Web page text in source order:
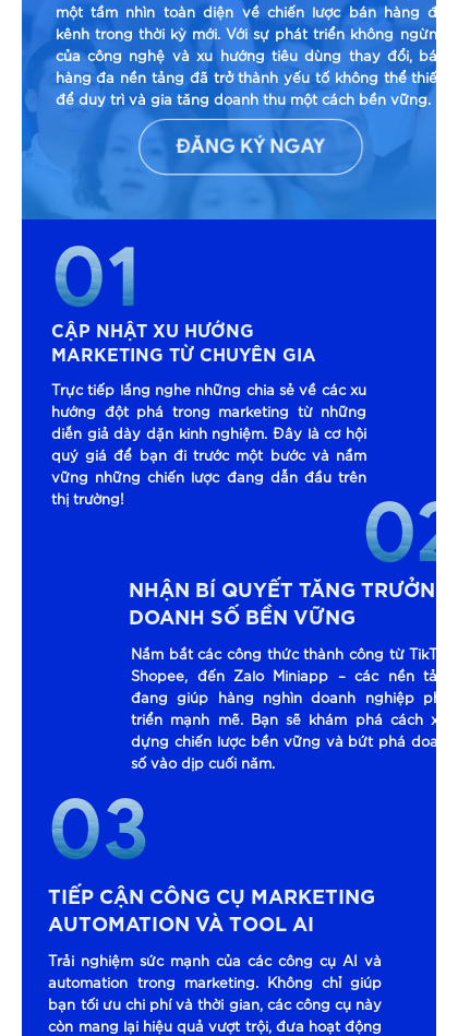
01
CẬP NHẬT XU HƯỚNG
MARKETING TỪ CHUYÊN GIA
Trực tiếp lắng nghe những chia sẻ về các xu
hướng đột phá trong marketing từ những
diễn giả dày dặn kinh nghiệm. Đây là cơ hội
quý giá để bạn đi trước một bước và nắm
vững những chiến lược đang dẫn đầu trên
thị trường!
một tầm nhìn toàn diện về chiến lược bán hàng đa
kênh trong thời kỳ mới. Với sự phát triển không ngừng
của công nghệ và xu hướng tiêu dùng thay đổi, bán
hàng đa nền tảng đã trở thành yếu tố không thể thiếu
để duy trì và gia tăng doanh thu một cách bền vững.
ĐĂNG KÝ NGAY
02
NHẬN BÍ QUYẾT TĂNG TRƯỞNG
DOANH SỐ BỀN VỮNG
Nắm bắt các công thức thành công từ TikTok,
Shopee, đến Zalo Miniapp – các nền tảng
đang giúp hàng nghìn doanh nghiệp phát
triển mạnh mẽ. Bạn sẽ khám phá cách xây
dựng chiến lược bền vững và bứt phá doanh
số vào dịp cuối năm.
03
TIẾP CẬN CÔNG CỤ MARKETING
AUTOMATION VÀ TOOL AI
Trải nghiệm sức mạnh của các công cụ AI và
automation trong marketing. Không chỉ giúp
bạn tối ưu chi phí và thời gian, các công cụ này
còn mang lại hiệu quả vượt trội, đưa hoạt động